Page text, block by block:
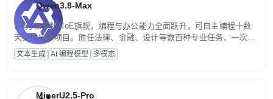
Qwen3.8-Max
2.4万亿参数MoE旗舰，编程与办公能力全面跃升，可自主编程十数
天交付完整项目。胜任法律、金融、设计等数百种专业任务，一次对
话端到端交付生产级成果。原生视觉理解贯穿规划、执行与验证全流
程，支持超长文档与长视频的深度语义解析。长程任务中自主规划与
文本生成 AI 编程模型 多模态
MinerU2.5-Pro